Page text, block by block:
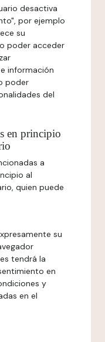
desactiva
por ejemplo
su
poder acceder
información
poder
del
en principio
a
al
quien puede
su
tendrá la
en
y
en el